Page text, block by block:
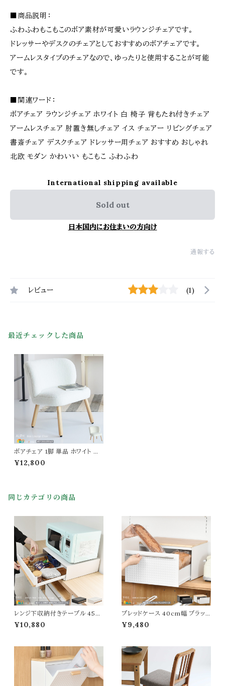
■商品説明：
ふわふわもこもこのボア素材が可愛いラウンジチェアです。
ドレッサーやデスクのチェアとしておすすめのボアチェアです。
アームレスタイプのチェアなので、ゆったりと使用することが可能
です。
■関連ワード：
ボアチェア ラウンジチェア ホワイト 白 椅子 背もたれ付きチェア
アームレスチェア 肘置き無しチェア イス チェアー リビングチェア
書斎チェア デスクチェア ドレッサー用チェア おすすめ おしゃれ
北欧 モダン かわいい もこもこ ふわふわ
International shipping available
Sold out
日本国内にお住まいの方向け
通報する
レビュー (1)
最近チェックした商品
ボアチェア 1脚 単品 ホワイト 白
61cm幅 イス チェアー 書斎チェ
ア リビングチェア 幅61cm 奥行
ボア アームレスチェア 春 夏 秋
¥12,800
同じカテゴリの商品
レンジ下収納付きテーブル 45c
m幅 ホワイト ブラック キッチン収
納 電子レンジ下収納 作業台 作
ス おすすめ おしゃれ シンプル
スタイリッシュ キッチン家電下収
納 スライド引き出しテーブル 収
納付きテーブル 収納
¥10,880
ブレッドケース 40cm幅 ブラック
ホワイト 黒 白 食品収納 キッチン
収納 キッチン収納ケース 引出し
ル スタイリッシュ キッチン用品収
納 電子レンジ下収納 スパイス収
納ボックス カトラリー収納ケース
キッチン収納箱
¥9,480